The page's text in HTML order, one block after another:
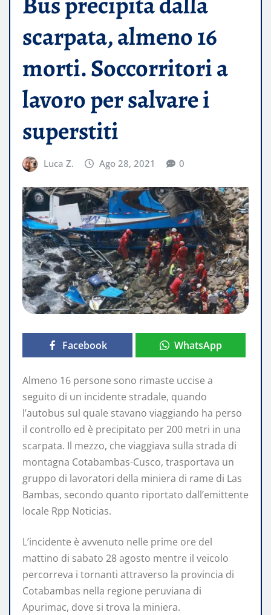
scarpata, almeno 16
morti. Soccorritori a
lavoro per salvare i
superstiti
Luca Z. Ago 28, 2021 0
Facebook WhatsApp
Almeno 16 persone sono rimaste uccise a
seguito di un incidente stradale, quando
l’autobus sul quale stavano viaggiando ha perso
il controllo ed è precipitato per 200 metri in una
scarpata. Il mezzo, che viaggiava sulla strada di
montagna Cotabambas-Cusco, trasportava un
gruppo di lavoratori della miniera di rame di Las
Bambas, secondo quanto riportato dall’emittente
locale Rpp Noticias.
L’incidente è avvenuto nelle prime ore del
mattino di sabato 28 agosto mentre il veicolo
percorreva i tornanti attraverso la provincia di
Cotabambas nella regione peruviana di
Apurimac, dove si trova la miniera.